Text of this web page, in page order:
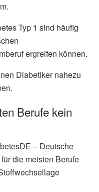
Typ 1 sind häufig
ergreifen können.
Diabetiker nahezu
Berufe kein
– Deutsche
die meisten Berufe